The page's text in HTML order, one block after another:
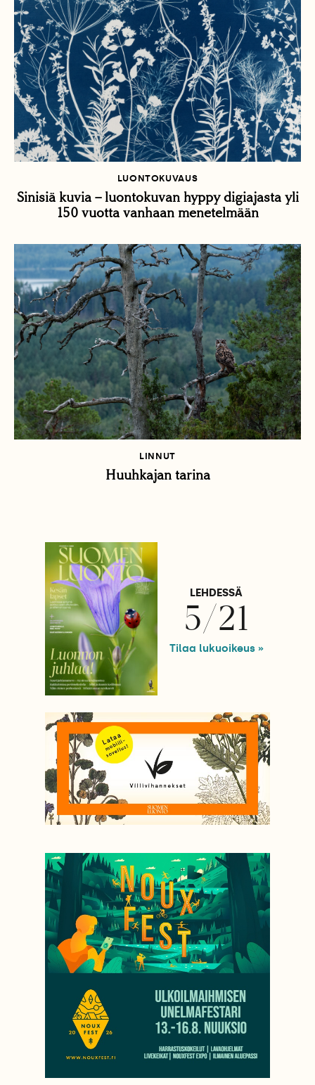
LUONTOKUVAUS
Sinisiä kuvia – luontokuvan hyppy digiajasta yli
150 vuotta vanhaan menetelmään
LINNUT
Huuhkajan tarina
LEHDESSÄ
5/21
Tilaa lukuoikeus »